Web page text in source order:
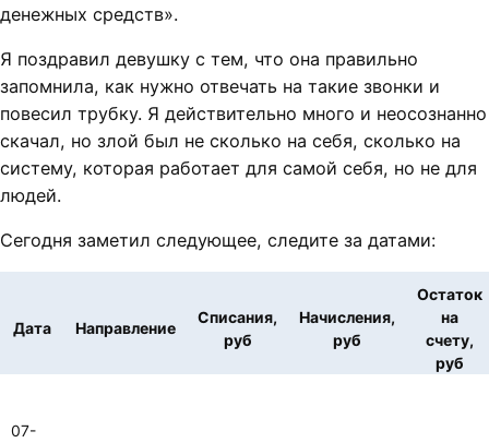
денежных средств».
Я поздравил девушку с тем, что она правильно
запомнила, как нужно отвечать на такие звонки и
повесил трубку. Я действительно много и неосознанно
скачал, но злой был не сколько на себя, сколько на
систему, которая работает для самой себя, но не для
людей.
Сегодня заметил следующее, следите за датами:
Дата Направление
Списания,
руб
Начисления,
руб
Остаток
на
счету,
руб
07-